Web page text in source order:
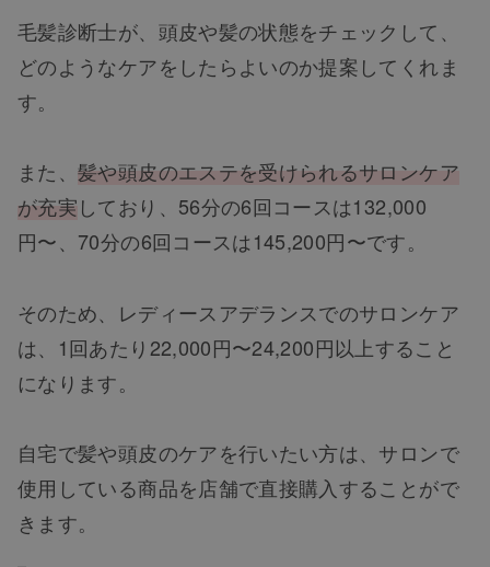
毛髪診断士が、頭皮や髪の状態をチェックして、
どのようなケアをしたらよいのか提案してくれま
す。
また、髪や頭皮のエステを受けられるサロンケア
が充実しており、56分の6回コースは132,000
円〜、70分の6回コースは145,200円〜です。
そのため、レディースアデランスでのサロンケア
は、1回あたり22,000円〜24,200円以上すること
になります。
自宅で髪や頭皮のケアを行いたい方は、サロンで
使用している商品を店舗で直接購入することがで
きます。